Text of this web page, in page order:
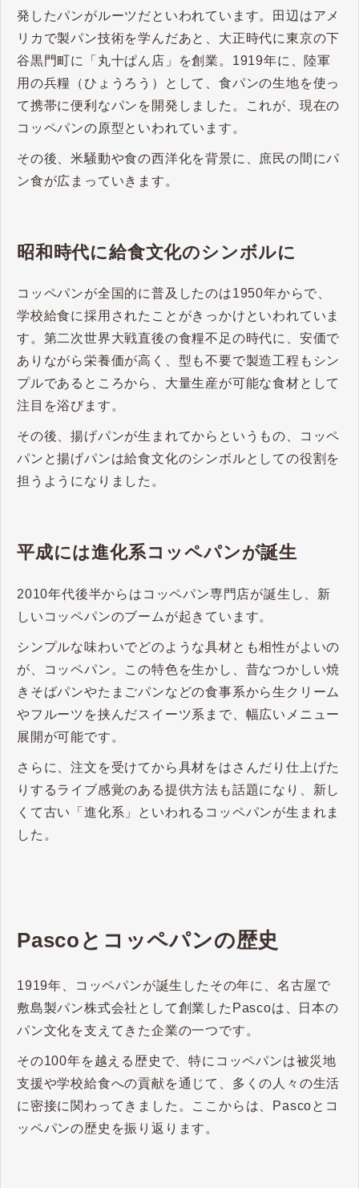
発したパンがルーツだといわれています。田辺はアメ
リカで製パン技術を学んだあと、大正時代に東京の下
谷黒門町に「丸十ぱん店」を創業。1919年に、陸軍
用の兵糧（ひょうろう）として、食パンの生地を使っ
て携帯に便利なパンを開発しました。これが、現在の
コッペパンの原型といわれています。
その後、米騒動や食の西洋化を背景に、庶民の間にパ
ン食が広まっていきます。
昭和時代に給食文化のシンボルに
コッペパンが全国的に普及したのは1950年からで、
学校給食に採用されたことがきっかけといわれていま
す。第二次世界大戦直後の食糧不足の時代に、安価で
ありながら栄養価が高く、型も不要で製造工程もシン
プルであるところから、大量生産が可能な食材として
注目を浴びます。
その後、揚げパンが生まれてからというもの、コッペ
パンと揚げパンは給食文化のシンボルとしての役割を
担うようになりました。
平成には進化系コッペパンが誕生
2010年代後半からはコッペパン専門店が誕生し、新
しいコッペパンのブームが起きています。
シンプルな味わいでどのような具材とも相性がよいの
が、コッペパン。この特色を生かし、昔なつかしい焼
きそばパンやたまごパンなどの食事系から生クリーム
やフルーツを挟んだスイーツ系まで、幅広いメニュー
展開が可能です。
さらに、注文を受けてから具材をはさんだり仕上げた
りするライブ感覚のある提供方法も話題になり、新し
くて古い「進化系」といわれるコッペパンが生まれま
した。
Pascoとコッペパンの歴史
1919年、コッペパンが誕生したその年に、名古屋で
敷島製パン株式会社として創業したPascoは、日本の
パン文化を支えてきた企業の一つです。
その100年を越える歴史で、特にコッペパンは被災地
支援や学校給食への貢献を通じて、多くの人々の生活
に密接に関わってきました。ここからは、Pascoとコ
ッペパンの歴史を振り返ります。